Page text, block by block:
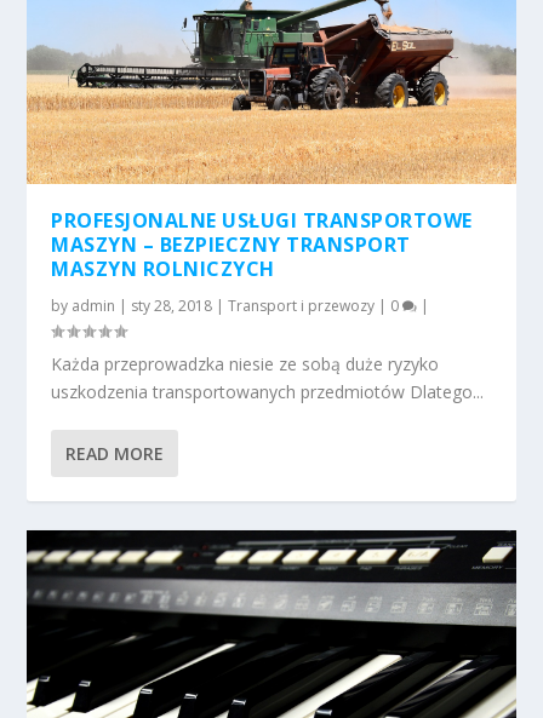
PROFESJONALNE USŁUGI TRANSPORTOWE
MASZYN – BEZPIECZNY TRANSPORT
MASZYN ROLNICZYCH
by admin | sty 28, 2018 |Transport i przewozy | 0 |
Każda przeprowadzka niesie ze sobą duże ryzyko
uszkodzenia transportowanych przedmiotów Dlatego...
READ MORE